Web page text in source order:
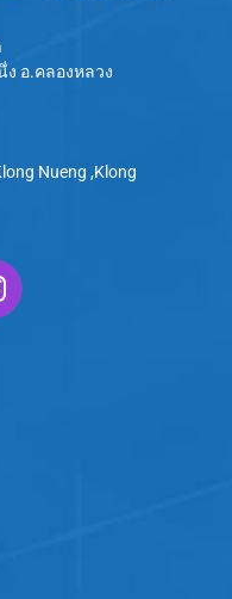
อ.คลองหลวง
Nueng ,Klong